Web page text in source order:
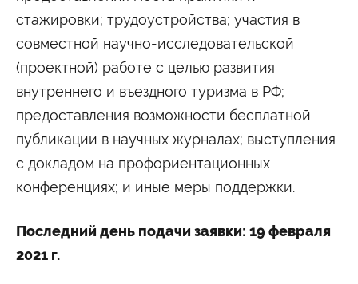
стажировки; трудоустройства; участия в
совместной научно-исследовательской
(проектной) работе с целью развития
внутреннего и въездного туризма в РФ;
предоставления возможности бесплатной
публикации в научных журналах; выступления
с докладом на профориентационных
конференциях; и иные меры поддержки.
Последний день подачи заявки: 19 февраля
2021 г.